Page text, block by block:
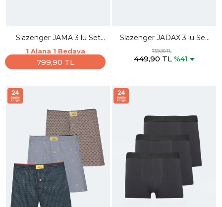
Slazenger JAMA 3 lü Set
Erkek Koyu Gri Boxer
1 Alana 1 Bedava
799,90 TL
Slazenger JADAX 3 lü Set
Erkek Lacivert Boxer
759,90 TL
449,90 TL %41